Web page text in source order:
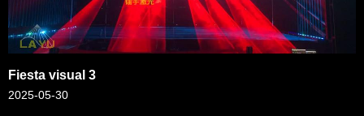
Fiesta visual 3
2025-05-30